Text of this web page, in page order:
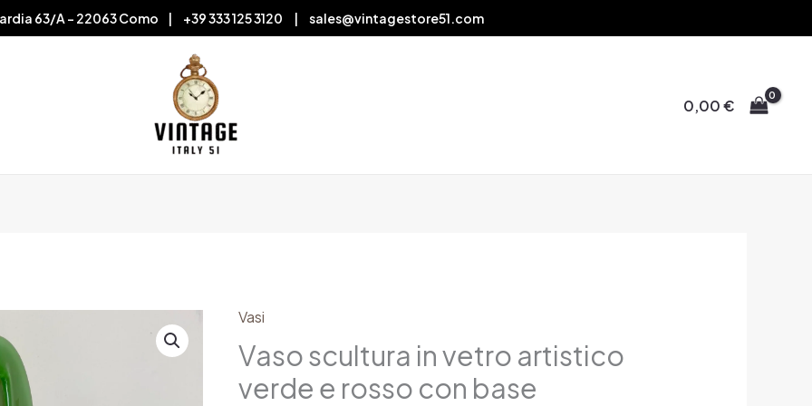
63/A – 22063 Como | +39 333 125 3120 | sales@vintagestore51.com
0,00€
Vasi
Vaso scultura in vetro artistico
verde e rosso con base
Vaso
scultura
in
vetro